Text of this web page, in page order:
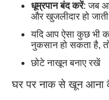
धूम्रपान बंद करें: जब
और खुजलीदार हो
यदि आप ऐसा कुछ भी
नुकसान हो सकता है,
छोटे नाखून बनाए रखें
घर पर नाक से खून आना